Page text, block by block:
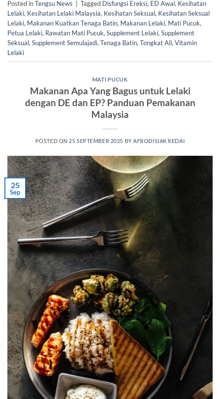
Posted inTengsu News Tagged Disfungsi Ereksi, ED Awal, Kesihatan
Lelaki, Kesihatan Lelaki Malaysia, Kesihatan Seksual, Kesihatan Seksual
Lelaki, Makanan Kuatkan Tenaga Batin, Makanan Lelaki, Mati Pucuk,
Petua Lelaki, Rawatan Mati Pucuk, Supplement Lelaki, Supplement
Seksual, Supplement Semulajadi, Tenaga Batin, Tongkat Ali, Vitamin
Lelaki
MATI PUCUK
Makanan Apa Yang Bagus untuk Lelaki
dengan DE dan EP? Panduan Pemakanan
Malaysia
POSTED ON 25 SEPTEMBER 2025 BYAFRODISIAK KEDAI
25
Sep